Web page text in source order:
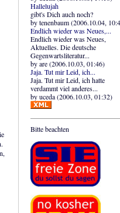
Hallelujah
gibt's Dich auch noch?
by tenenbaum (2006.10.04,
Endlich wieder was Neues,...
Endlich wieder was Neues,
Aktuelles. Die deutsche
Gegenwartsliteratur...
by are (2006.10.03, 01:46)
Jaja. Tut mir Leid, ich...
Jaja. Tut mir Leid, ich hatte
verdammt viel anderes...
by uceda (2006.10.03, 01:32)
Bitte beachten